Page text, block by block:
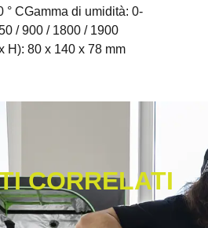
° CGamma di umidità: 0-
/ 900 / 1800 / 1900
H): 80 x 140 x 78 mm
CORRELATI